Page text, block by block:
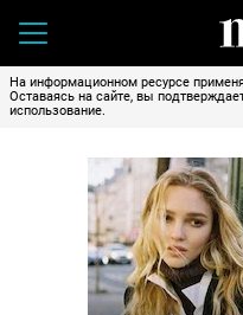
На информационном ресурсе
Оставаясь на сайте, вы
использование.